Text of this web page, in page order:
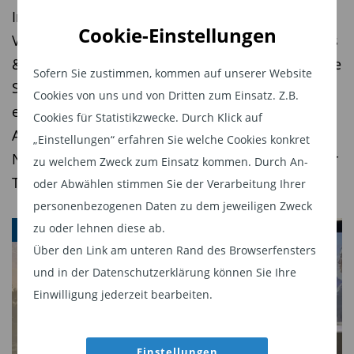
Cookie-Einstellungen
Sofern Sie zustimmen, kommen auf unserer Website
Cookies von uns und von Dritten zum Einsatz. Z.B.
Cookies für Statistikzwecke. Durch Klick auf
„Einstellungen“ erfahren Sie welche Cookies konkret
zu welchem Zweck zum Einsatz kommen. Durch An-
oder Abwählen stimmen Sie der Verarbeitung Ihrer
personenbezogenen Daten zu dem jeweiligen Zweck
zu oder lehnen diese ab.
Über den Link am unteren Rand des Browserfensters
und in der Datenschutzerklärung können Sie Ihre
Einwilligung jederzeit bearbeiten.
Investoren.
Während US-Märkte stark von wenigen
Technologiewerten dominiert werden, bietet
Europa laut Greco strukturelle Vorteile: „In
Europa ist das Feld viel breiter, um ein guter
Stockpicker zu sein.“. Die geringere Konzentration
eröffne Spielräume, Ineffizienzen gezielt zu
nutzen.
Zugleich rät sie angesichts geopolitischer Risiken
zu mehr Diversifikation: „Der makroökonomische
Kontext ist so unsicher, dass klare
Richtungswetten schwierig sind.“ Europa könne
Investmentstrategien im direkten Dialog: Bei der
Veranstaltung „T. Rowe Price Investment-Insights
& Dialog“ in München trafen wirtschaftspolitische
Standortfragen auf globale Marktanalysen und
einen pointierten Battle Modus zwischen
Anlageklassen. Hier gibt es den Bericht zu einem
Nachmittag voller Perspektiven und kontroverser
Thesen. Plus die besten Bilder vom Event.
VERANSTALTUNGEN